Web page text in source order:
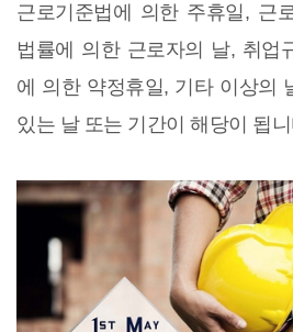
근로기준법에 의한 주휴일, 근
법률에 의한 근로자의 날, 취업
에 의한 약정휴일, 기타 이상의
있는 날 또는 기간이 해당이 됩